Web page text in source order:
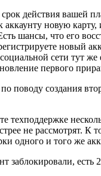
действия вашей
новую карту,
шансы, что его
новый
сети тут же
первого
поводу создания
техподдержке
не рассмотрят. К
одного и того же
заблокировали, есть